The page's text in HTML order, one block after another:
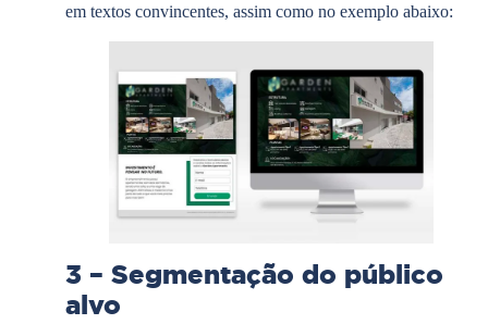
em textos convincentes, assim como no exemplo abaixo:
3 – Segmentação do público
alvo